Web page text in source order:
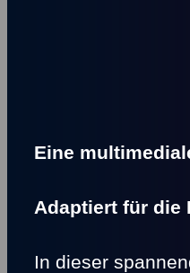
Eine
Adaptiert für die
In dieser